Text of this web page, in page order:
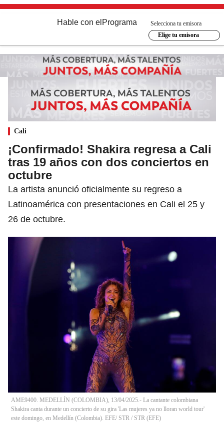
Hable con el Programa
Selecciona tu emisora
Elige tu emisora
Cali
¡Confirmado! Shakira regresa a Cali
tras 19 años con dos conciertos en
octubre
La artista anunció oficialmente su regreso a
Latinoamérica con presentaciones en Cali el 25 y
26 de octubre.
AME9400. MEDELLÍN (COLOMBIA), 13/04/2025.- La cantante colombiana
Shakira canta durante un concierto de su gira 'Las mujeres ya no lloran world tour'
este domingo, en Medellín (Colombia). EFE/ STR / STR (EFE)